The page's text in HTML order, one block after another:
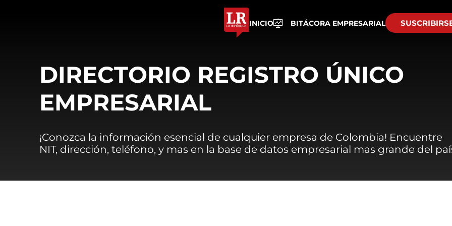
INICIO BITÁCORA EMPRESARIAL
DIRECTORIO REGISTRO ÚNICO
EMPRESARIAL
¡Conozca la información esencial de cualquier empresa de Colombia! Encuentre
NIT, dirección, teléfono, y mas en la base de datos empresarial mas grande del